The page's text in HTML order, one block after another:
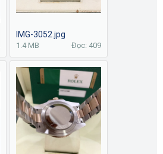
IMG-3052.jpg
1.4 MB Đọc: 409